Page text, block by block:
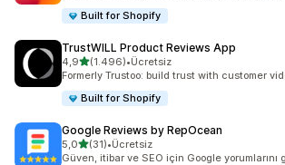
Built for Shopify
TrustWILL Product Reviews App
4,95 yıldız üzerinden
(1.496)
toplam 1496 değerlendirme
•Ücretsiz
Formerly Trustoo: build trust with customer
Built for Shopify
Google Reviews by RepOcean
5,05 yıldız üzerinden
(31)
toplam 31 değerlendirme
•Ücretsiz
Güven, itibar ve SEO için Google yorumlarını